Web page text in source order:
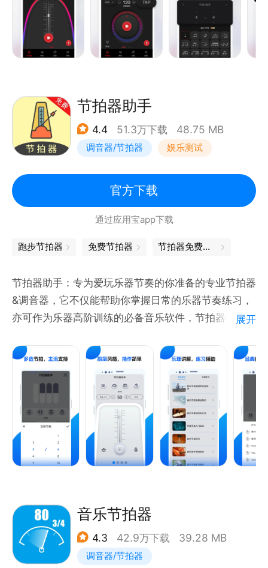
- 支持多种不同的音色；
- 多种不同节奏供选择；
- 简单精美而又充满人性化的操作界面；
- 更多的功能期待您的亲自体验。
节拍器Cat为每一位音乐爱好者而生，无论您是已经得
道的大神还是初出茅庐的菜鸟，它都将是您值得拥有的
节拍器助手
4.4 51.3万下载 48.75 MB
调音器/节拍器 娱乐测试
官方下载
通过应用宝app下载
跑步节拍器 免费节拍器 节拍器免费下载
节拍器助手：专为爱玩乐器节奏的你准备的专业节拍器
&调音器，它不仅能帮助你掌握日常的乐器节奏练习，
亦可作为乐器高阶训练的必备音乐软件，节拍器让节奏
此爱玩古筝吉他尤克里里等乐器节奏；
节拍器助手：不仅可以更轻松地保持音乐速度和节奏，
还可以在使用过程中帮助您练习和学习。针对不同技能
水平用户设计“节拍器”练习，可让您完成各种挑战，达
到难度更高的水平！
节拍器助手：
【特色功能】
- 简单版拥有极简快速的操作体验
-内置多款精心挑选不同音色的声音
-可以存储BPM，一键轻松切换
-简单漂亮而又充满人性化的设计
展开
音乐节拍器
4.3 42.9万下载 39.28 MB
调音器/节拍器